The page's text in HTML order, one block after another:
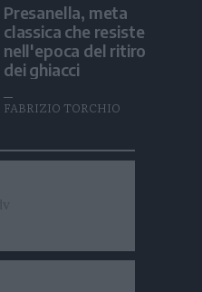
Presanella, meta
classica che resiste
nell'epoca del ritiro
dei ghiacci
FABRIZIO TORCHIO